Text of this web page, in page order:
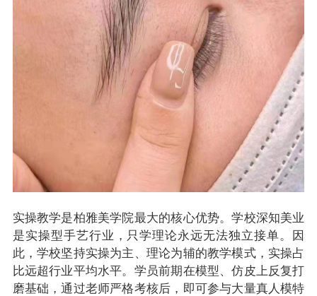
实操教学是柏雅美学院最大的核心优势。学校深知美业
是实操型手艺行业，只学理论永远无法独立接单。因
此，学校坚持实操为主、理论为辅的教学模式，实操占
比远超行业平均水平。学员前期在模型、仿皮上反复打
磨基础，通过老师严格考核后，即可参与大量真人模特